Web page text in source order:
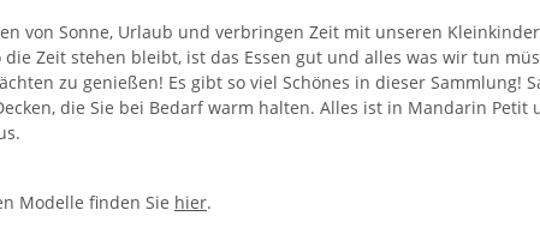
von Sonne, Urlaub und verbringen Zeit mit unseren
Zeit stehen bleibt, ist das Essen gut und alles was wir tun
zu genießen! Es gibt so viel Schönes in dieser Sammlung!
die Sie bei Bedarf warm halten. Alles ist in Mandarin Petit
Modelle finden Sie hier.